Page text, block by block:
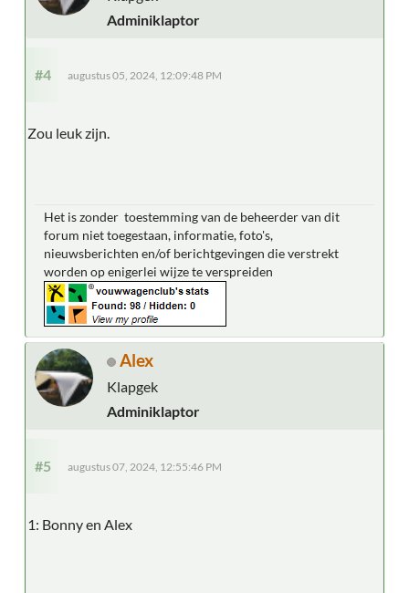
Adminiklaptor
#4 augustus 05, 2024, 12:09:48 PM
Zou leuk zijn.
Het is zonder toestemming van de beheerder van dit
forum niet toegestaan, informatie, foto's,
nieuwsberichten en/of berichtgevingen die verstrekt
worden op enigerlei wijze te verspreiden
Alex
Klapgek
Adminiklaptor
#5 augustus 07, 2024, 12:55:46 PM
1: Bonny en Alex